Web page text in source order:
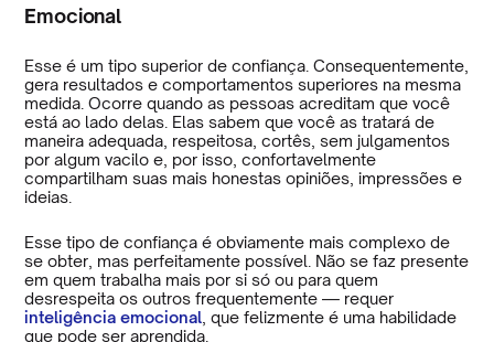
Emocional
Esse é um tipo superior de confiança. Consequentemente,
gera resultados e comportamentos superiores na mesma
medida. Ocorre quando as pessoas acreditam que você
está ao lado delas. Elas sabem que você as tratará de
maneira adequada, respeitosa, cortês, sem julgamentos
por algum vacilo e, por isso, confortavelmente
compartilham suas mais honestas opiniões, impressões e
ideias.
Esse tipo de confiança é obviamente mais complexo de
se obter, mas perfeitamente possível. Não se faz presente
em quem trabalha mais por si só ou para quem
desrespeita os outros frequentemente — requer
inteligência emocional , que felizmente é uma habilidade
que pode ser aprendida.